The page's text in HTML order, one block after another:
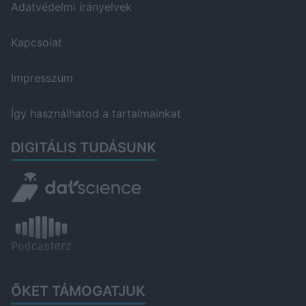
Adatvédelmi irányelvek
Kapcsolat
Impresszum
Így használhatod a tartalmainkat
DIGITÁLIS TUDÁSUNK
ŐKET TÁMOGATJUK